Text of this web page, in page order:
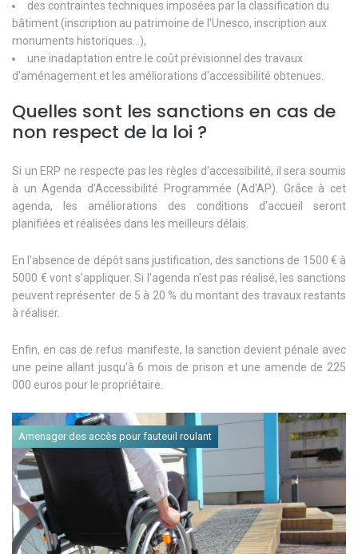
des contraintes techniques imposées par la classification du
bâtiment (inscription au patrimoine de l'Unesco, inscription aux
monuments historiques...),
une inadaptation entre le coût prévisionnel des travaux
d'aménagement et les améliorations d'accessibilité obtenues.
Quelles sont les sanctions en cas de
non respect de la loi ?
Si un ERP ne respecte pas les règles d'accessibilité, il sera soumis
à un Agenda d'Accessibilité Programmée (Ad'AP). Grâce à cet
agenda, les améliorations des conditions d'accueil seront
planifiées et réalisées dans les meilleurs délais.
En l'absence de dépôt sans justification, des sanctions de 1500 € à
5000 € vont s'appliquer. Si l'agenda n'est pas réalisé, les sanctions
peuvent représenter de 5 à 20 % du montant des travaux restants
à réaliser.
Enfin, en cas de refus manifeste, la sanction devient pénale avec
une peine allant jusqu'à 6 mois de prison et une amende de 225
000 euros pour le propriétaire.
Amenager des accès pour fauteuil roulant